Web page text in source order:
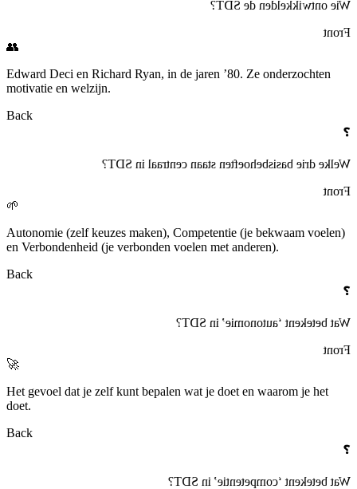
Wie ontwikkelden de SDT?
Front
👥
Edward Deci en Richard Ryan, in de jaren ’80. Ze onderzochten
motivatie en welzijn.
Back
❓
Welke drie basisbehoeften staan centraal in SDT?
Front
🌱
Autonomie (zelf keuzes maken), Competentie (je bekwaam voelen)
en Verbondenheid (je verbonden voelen met anderen).
Back
❓
Wat betekent ‘autonomie’ in SDT?
Front
🚀
Het gevoel dat je zelf kunt bepalen wat je doet en waarom je het
doet.
Back
❓
Wat betekent ‘competentie’ in SDT?